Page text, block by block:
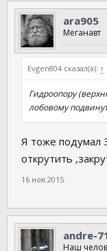
ara905
Меганавт
Evgen804 сказал(а): ↑
Гидроопору
лобовому
Я тоже подумал
открутить
16 ноя 2015
andre-
Наш